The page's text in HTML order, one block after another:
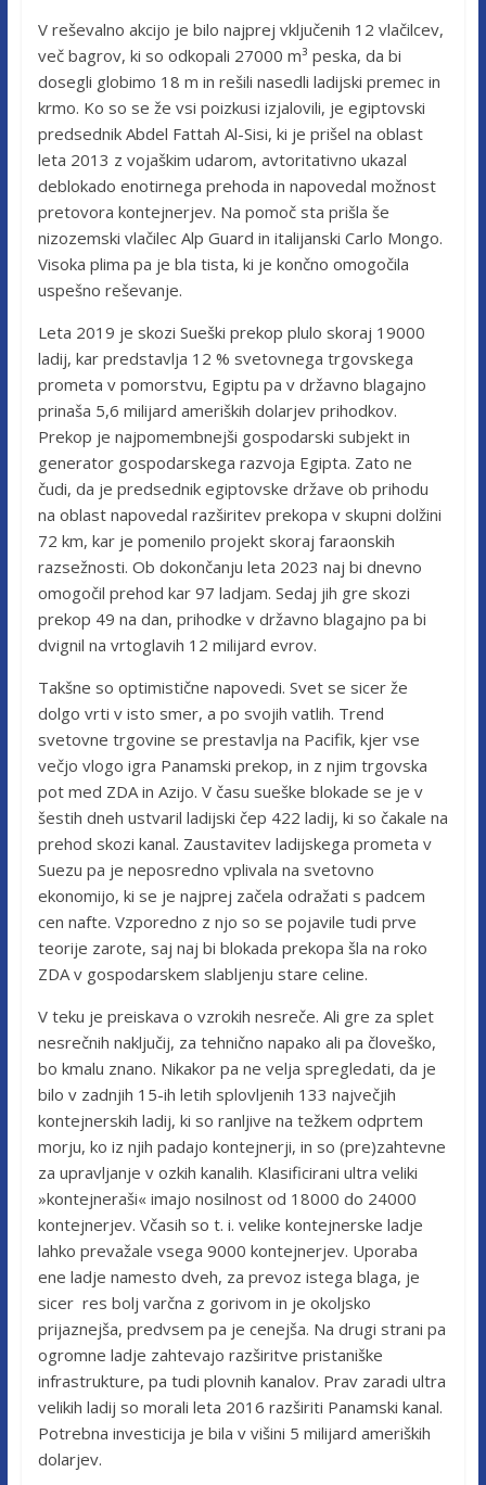
V reševalno akcijo je bilo najprej vključenih 12 vlačilcev,
več bagrov, ki so odkopali 27000 m³ peska, da bi
dosegli globimo 18 m in rešili nasedli ladijski premec in
krmo. Ko so se že vsi poizkusi izjalovili, je egiptovski
predsednik Abdel Fattah Al-Sisi, ki je prišel na oblast
leta 2013 z vojaškim udarom, avtoritativno ukazal
deblokado enotirnega prehoda in napovedal možnost
pretovora kontejnerjev. Na pomoč sta prišla še
nizozemski vlačilec Alp Guard in italijanski Carlo Mongo.
Visoka plima pa je bla tista, ki je končno omogočila
uspešno reševanje.
Leta 2019 je skozi Sueški prekop plulo skoraj 19000
ladij, kar predstavlja 12 % svetovnega trgovskega
prometa v pomorstvu, Egiptu pa v državno blagajno
prinaša 5,6 milijard ameriških dolarjev prihodkov.
Prekop je najpomembnejši gospodarski subjekt in
generator gospodarskega razvoja Egipta. Zato ne
čudi, da je predsednik egiptovske države ob prihodu
na oblast napovedal razširitev prekopa v skupni dolžini
72 km, kar je pomenilo projekt skoraj faraonskih
razsežnosti. Ob dokončanju leta 2023 naj bi dnevno
omogočil prehod kar 97 ladjam. Sedaj jih gre skozi
prekop 49 na dan, prihodke v državno blagajno pa bi
dvignil na vrtoglavih 12 milijard evrov.
Takšne so optimistične napovedi. Svet se sicer že
dolgo vrti v isto smer, a po svojih vatlih. Trend
svetovne trgovine se prestavlja na Pacifik, kjer vse
večjo vlogo igra Panamski prekop, in z njim trgovska
pot med ZDA in Azijo. V času sueške blokade se je v
šestih dneh ustvaril ladijski čep 422 ladij, ki so čakale na
prehod skozi kanal. Zaustavitev ladijskega prometa v
Suezu pa je neposredno vplivala na svetovno
ekonomijo, ki se je najprej začela odražati s padcem
cen nafte. Vzporedno z njo so se pojavile tudi prve
teorije zarote, saj naj bi blokada prekopa šla na roko
ZDA v gospodarskem slabljenju stare celine.
V teku je preiskava o vzrokih nesreče. Ali gre za splet
nesrečnih naključij, za tehnično napako ali pa človeško,
bo kmalu znano. Nikakor pa ne velja spregledati, da je
bilo v zadnjih 15-ih letih splovljenih 133 največjih
kontejnerskih ladij, ki so ranljive na težkem odprtem
morju, ko iz njih padajo kontejnerji, in so (pre)zahtevne
za upravljanje v ozkih kanalih. Klasificirani ultra veliki
»kontejneraši« imajo nosilnost od 18000 do 24000
kontejnerjev. Včasih so t. i. velike kontejnerske ladje
lahko prevažale vsega 9000 kontejnerjev. Uporaba
ene ladje namesto dveh, za prevoz istega blaga, je
sicer res bolj varčna z gorivom in je okoljsko
prijaznejša, predvsem pa je cenejša. Na drugi strani pa
ogromne ladje zahtevajo razširitve pristaniške
infrastrukture, pa tudi plovnih kanalov. Prav zaradi ultra
velikih ladij so morali leta 2016 razširiti Panamski kanal.
Potrebna investicija je bila v višini 5 milijard ameriških
dolarjev.